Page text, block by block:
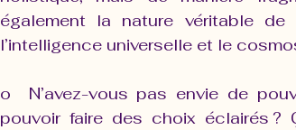
également la nature véritable
l’intelligence universelle et le
o  N’avez-vous pas envie de
pouvoir faire des choix éclairés